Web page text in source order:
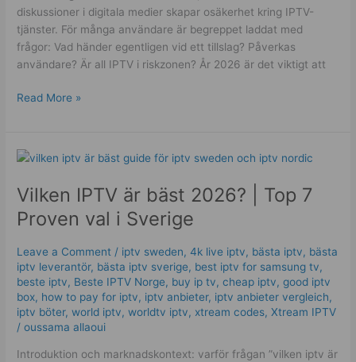
diskussioner i digitala medier skapar osäkerhet kring IPTV-
tjänster. För många användare är begreppet laddat med
frågor: Vad händer egentligen vid ett tillslag? Påverkas
användare? Är all IPTV i riskzonen? År 2026 är det viktigt att
Read More »
Vilken IPTV är bäst 2026? | Top 7
Proven val i Sverige
Leave a Comment / iptv sweden,4k live iptv​, bästa iptv, bästa
iptv leverantör, bästa iptv sverige, best iptv for samsung tv,
beste iptv, Beste IPTV Norge, buy ip tv,cheap iptv,good iptv
box, how to pay for iptv, iptv anbieter, iptv anbieter vergleich,
iptv böter,world iptv,worldtv iptv, xtream codes,Xtream IPTV
/oussama allaoui
Introduktion och marknadskontext: varför frågan ”vilken iptv är
Vilken
är
bäst
2026?
Top
7
Proven
val
i
Sverige